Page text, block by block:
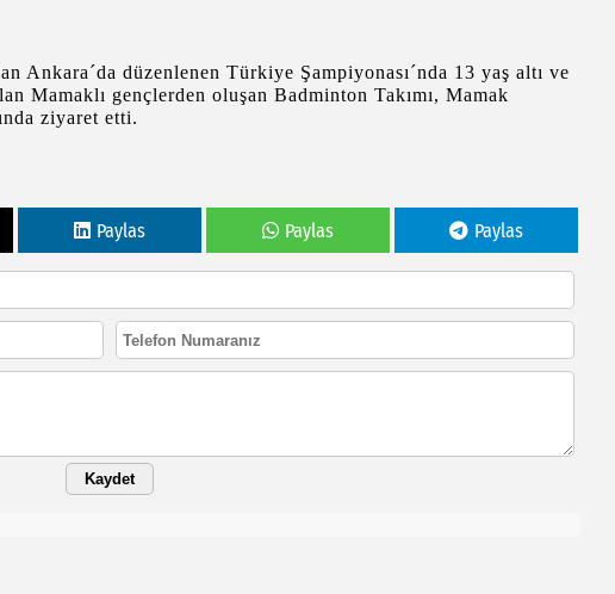
Ankara´da düzenlenen Türkiye Şampiyonası´nda 13 yaş altı ve
Mamaklı gençlerden oluşan Badminton Takımı, Mamak
ziyaret etti.
Paylas Paylas Paylas
Kaydet